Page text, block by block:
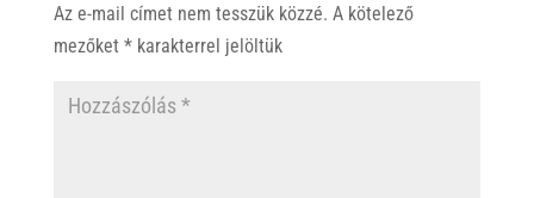
Az e-mail címet nem tesszük közzé. A kötelező
mezőket *karakterrel jelöltük